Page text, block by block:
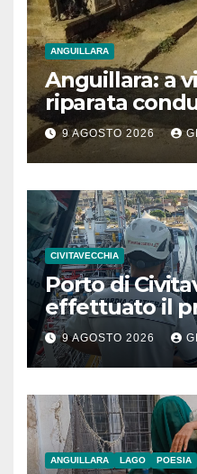
ANGUILLARA
Anguillara: a
riparata
segnalazione
9 AGOSTO 2026
CIVITAVECCHIA
Porto di
effettuato il
rifornimento
nave da
9 AGOSTO 2026
ANGUILLARA LAGO POESIA